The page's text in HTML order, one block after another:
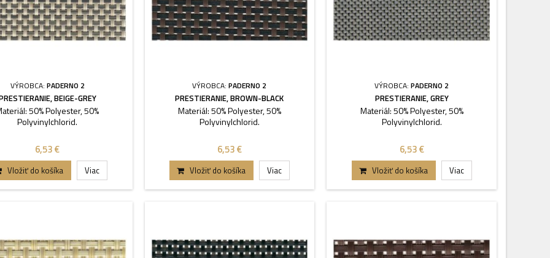
VÝROBCA: PADERNO 2
BEIGE-GREY
50% Polyester, 50%
Polyvinylchlorid.
6,53 €
Vložiť do košíka Viac
VÝROBCA:PADERNO 2
PRESTIERANIE, BROWN-BLACK
Materiál: 50% Polyester, 50%
Polyvinylchlorid.
6,53 €
Vložiť do košíka Viac
VÝROBCA:PADERNO 2
PRESTIERANIE, GREY
Materiál: 50% Polyester, 50%
Polyvinylchlorid.
6,53 €
Vložiť do košíka Viac